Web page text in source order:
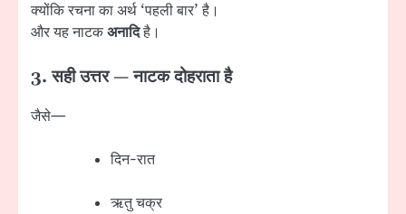
क्योंकि रचना का अर्थ ‘पहली बार’ है।
और यह नाटकअनादिहै।
3. सही उत्तर —नाटक दोहराता है
जैसे—
दिन-रात
ऋतु चक्र